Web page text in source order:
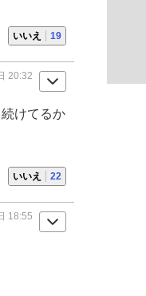
いいえ 19
20:32
けてるか
いいえ 22
18:55